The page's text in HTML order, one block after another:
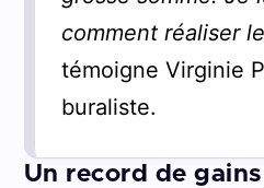
comment réaliser
témoigne Virginie
buraliste.
Un record de